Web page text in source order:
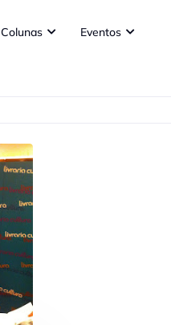
Colunas Eventos